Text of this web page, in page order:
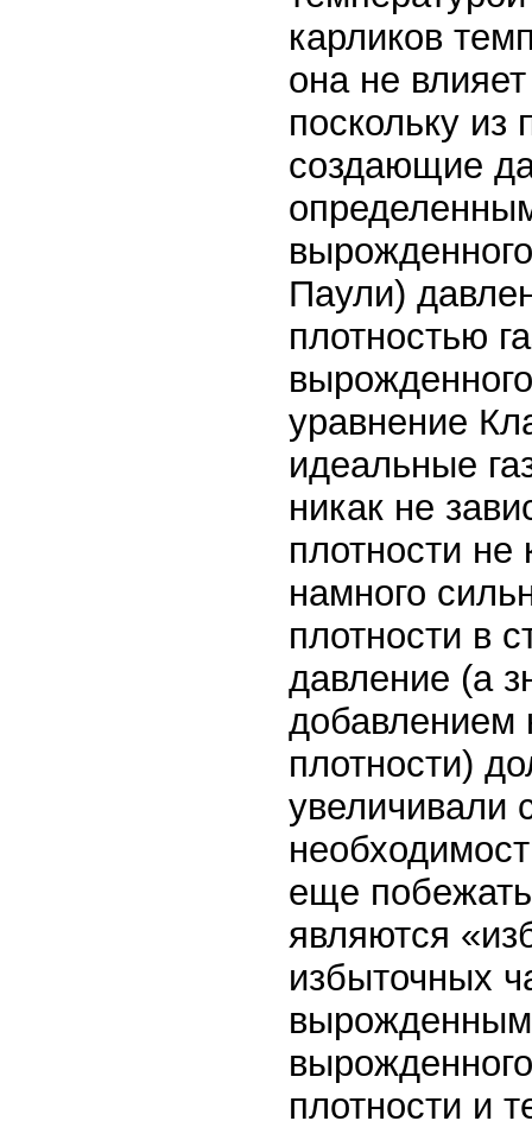
карликов
она не
поскольку
создающие
Паули)
плотностью
уравнение
идеальные
никак не
плотности не
намного
плотности в
давление (а
добавлением
плотности)
увеличивали
еще
являются
избыточных
плотности и